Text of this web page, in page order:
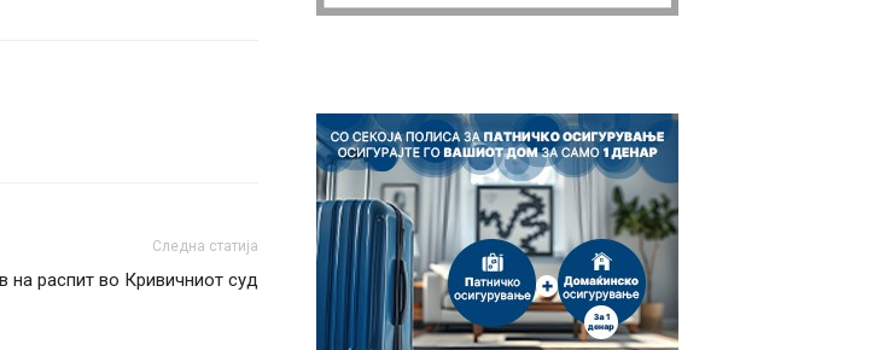
Следна статија
на распит во Кривичниот суд